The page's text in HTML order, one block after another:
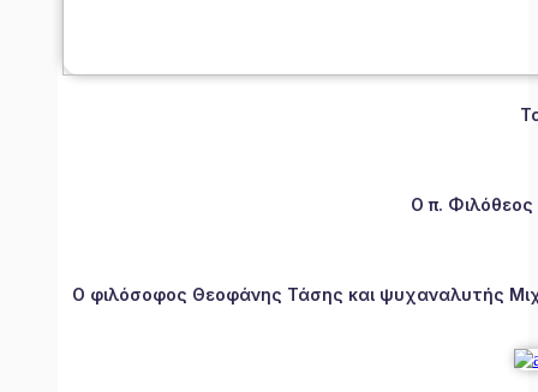
Ο π.
Ο φιλόσοφος Θεοφάνης Τάσης και ψυχαναλυτής